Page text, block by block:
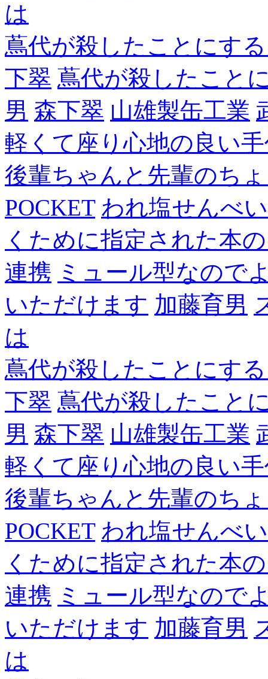
は
蔦代が殺したことにす
下翠 蔦代が殺したこと
男 森下翠 山雄製缶工業
軽くて座り心地の良い
後輩ちゃんと先輩のち
POCKET われ塩せんべい
くために指定された本
連携 ミュール型なので
いただけます 加藤育男
は
蔦代が殺したことにす
下翠 蔦代が殺したこと
男 森下翠 山雄製缶工業
軽くて座り心地の良い
後輩ちゃんと先輩のち
POCKET われ塩せんべい
くために指定された本
連携 ミュール型なので
いただけます 加藤育男
は